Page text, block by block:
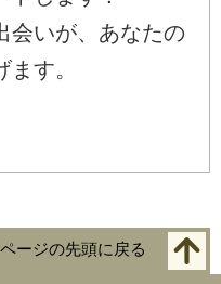
会いが、あなたの
す。
ページの先頭に戻る